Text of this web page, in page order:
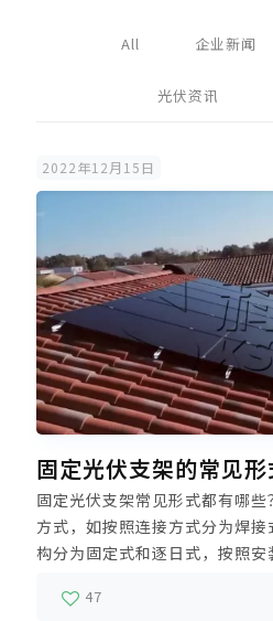
All 企业新闻
光伏资讯
2022年12月15日
固定光伏支架的常见形
固定光伏支架常见形式都有哪
方式，如按照连接方式分为焊
构分为固定式和逐日式，按照
式等。无论哪种光伏系统，其
连接件、立柱、龙骨、横梁、
47